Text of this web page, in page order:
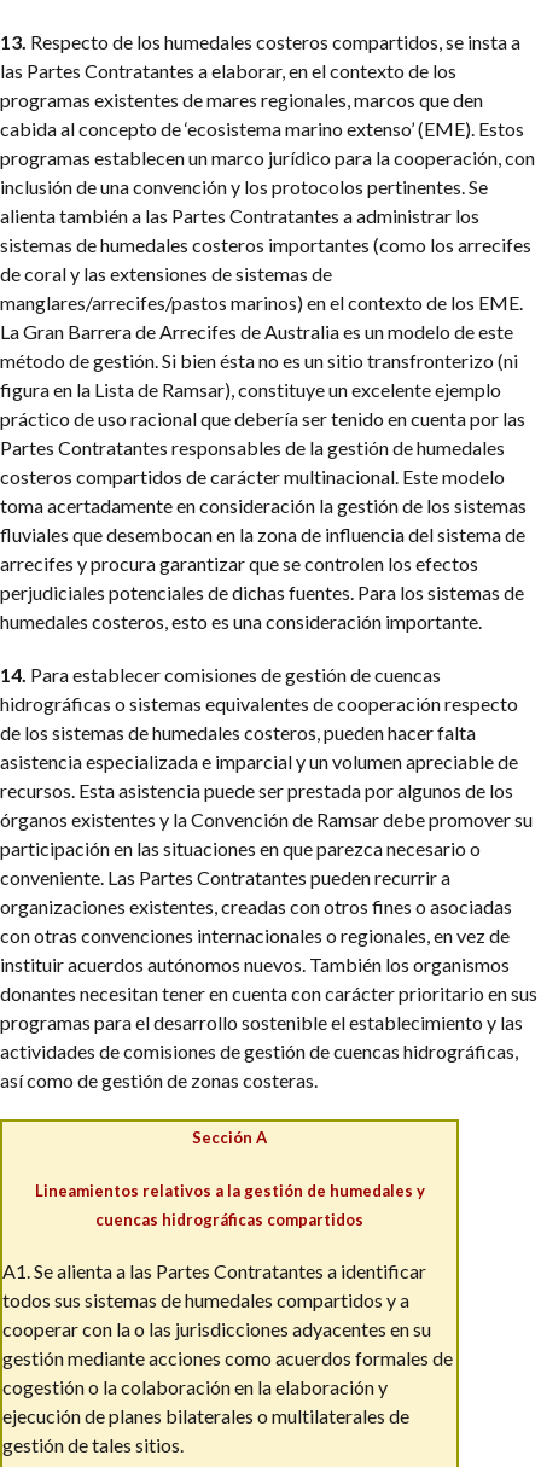
13. Respecto de los humedales costeros compartidos, se insta a
las Partes Contratantes a elaborar, en el contexto de los
programas existentes de mares regionales, marcos que den
cabida al concepto de ‘ecosistema marino extenso’ (EME). Estos
programas establecen un marco jurídico para la cooperación, con
inclusión de una convención y los protocolos pertinentes. Se
alienta también a las Partes Contratantes a administrar los
sistemas de humedales costeros importantes (como los arrecifes
de coral y las extensiones de sistemas de
manglares/arrecifes/pastos marinos) en el contexto de los EME.
La Gran Barrera de Arrecifes de Australia es un modelo de este
método de gestión. Si bien ésta no es un sitio transfronterizo (ni
figura en la Lista de Ramsar), constituye un excelente ejemplo
práctico de uso racional que debería ser tenido en cuenta por las
Partes Contratantes responsables de la gestión de humedales
costeros compartidos de carácter multinacional. Este modelo
toma acertadamente en consideración la gestión de los sistemas
fluviales que desembocan en la zona de influencia del sistema de
arrecifes y procura garantizar que se controlen los efectos
perjudiciales potenciales de dichas fuentes. Para los sistemas de
humedales costeros, esto es una consideración importante.
14. Para establecer comisiones de gestión de cuencas
hidrográficas o sistemas equivalentes de cooperación respecto
de los sistemas de humedales costeros, pueden hacer falta
asistencia especializada e imparcial y un volumen apreciable de
recursos. Esta asistencia puede ser prestada por algunos de los
órganos existentes y la Convención de Ramsar debe promover su
participación en las situaciones en que parezca necesario o
conveniente. Las Partes Contratantes pueden recurrir a
organizaciones existentes, creadas con otros fines o asociadas
con otras convenciones internacionales o regionales, en vez de
instituir acuerdos autónomos nuevos. También los organismos
donantes necesitan tener en cuenta con carácter prioritario en sus
programas para el desarrollo sostenible el establecimiento y las
actividades de comisiones de gestión de cuencas hidrográficas,
así como de gestión de zonas costeras.
Sección A
Lineamientos relativos a la gestión de humedales y
cuencas hidrográficas compartidos
A1. Se alienta a las Partes Contratantes a identificar
todos sus sistemas de humedales compartidos y a
cooperar con la o las jurisdicciones adyacentes en su
gestión mediante acciones como acuerdos formales de
cogestión o la colaboración en la elaboración y
ejecución de planes bilaterales o multilaterales de
gestión de tales sitios.